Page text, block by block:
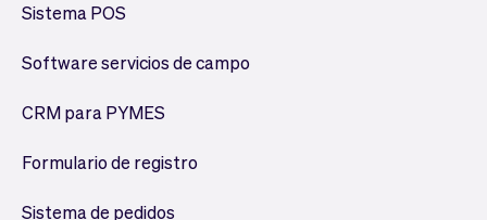
Sistema POS
Software servicios de campo
CRM para PYMES
Formulario de registro
Sistema de pedidos